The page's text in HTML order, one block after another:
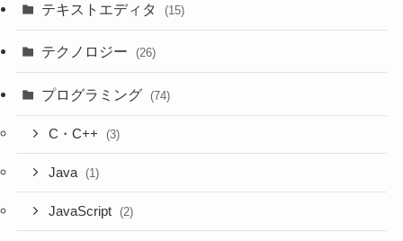
テキストエディタ (15)
テクノロジー (26)
プログラミング (74)
C・C++ (3)
Java (1)
JavaScript (2)